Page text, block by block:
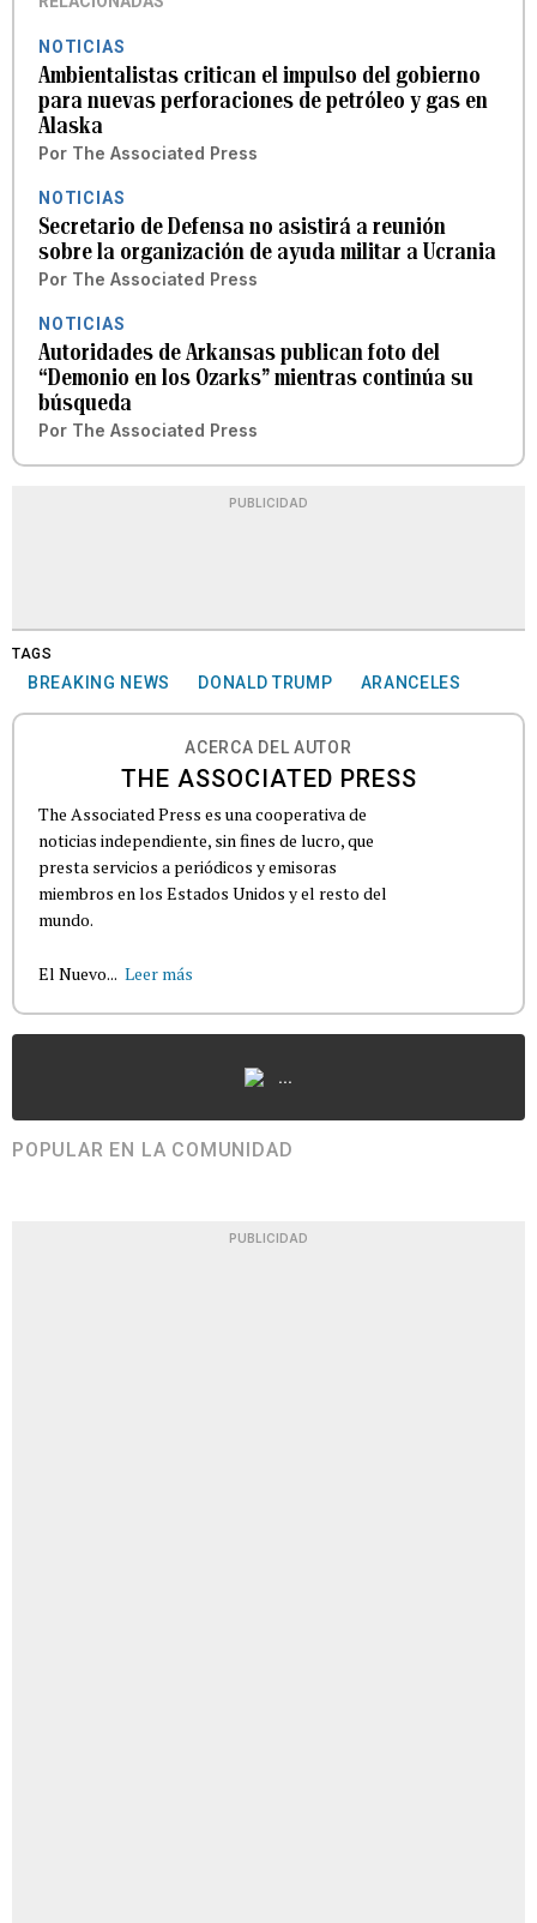
NOTICIAS
Ambientalistas critican el impulso del gobierno
para nuevas perforaciones de petróleo y gas en
Alaska
Por The Associated Press
NOTICIAS
Secretario de Defensa no asistirá a reunión
sobre la organización de ayuda militar a Ucrania
Por The Associated Press
NOTICIAS
Autoridades de Arkansas publican foto del
“Demonio en los Ozarks” mientras continúa su
búsqueda
Por The Associated Press
PUBLICIDAD
TAGS
BREAKING NEWS DONALD TRUMP ARANCELES
ACERCA DEL AUTOR
THE ASSOCIATED PRESS
The Associated Press es una cooperativa de
noticias independiente, sin fines de lucro, que
presta servicios a periódicos y emisoras
miembros en los Estados Unidos y el resto del
mundo.
El Nuevo... Leer más
...
POPULAR EN LA COMUNIDAD
PUBLICIDAD